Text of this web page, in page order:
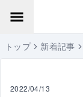
トップ 新着記事
2022/04/13